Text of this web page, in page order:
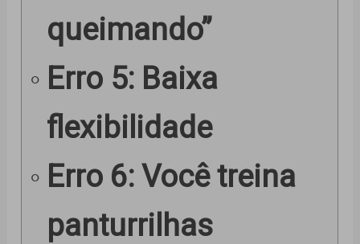
queimando”
Erro 5: Baixa
flexibilidade
Erro 6: Você treina
panturrilhas